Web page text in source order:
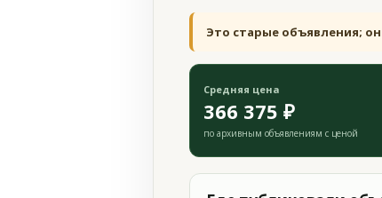
Это старые объявления;
Средняя цена
366 375 ₽
по архивным объявлениям с ценой